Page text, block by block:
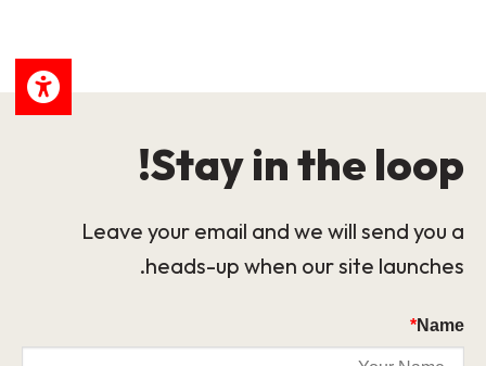
Stay in the loop!
Leave your email and we will send you a
heads-up when our site launches.
Name
*